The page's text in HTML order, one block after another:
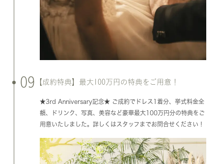
09 【成約特典】最大100万円の特典をご用意！
★3rd Anniversary記念★ ご成約でドレス1着分、挙式料金全
額、ドリンク、写真、美容など豪華最大100万円分の特典をご
用意いたしました。詳しくはスタッフまでお問合せください！